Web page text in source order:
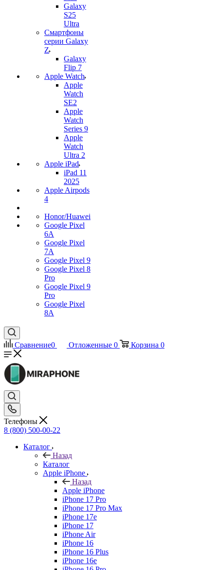
Galaxy
S25
Ultra
Смартфоны
серии Galaxy
Z
Galaxy
Flip 7
Apple Watch
Apple
Watch
SE2
Apple
Watch
Series 9
Apple
Watch
Ultra 2
Apple iPad
iPad 11
2025
Apple Airpods
4
Honor/Huawei
Google Pixel
6A
Google Pixel
7А
Google Pixel 9
Google Pixel 8
Pro
Google Pixel 9
Pro
Google Pixel
8A
Сравнение0 Отложенные 0 Корзина 0
Телефоны
8 (800) 500-00-22
Каталог
Назад
Каталог
Apple iPhone
Назад
Apple iPhone
iPhone 17 Pro
iPhone 17 Pro Max
iPhone 17e
iPhone 17
iPhone Air
iPhone 16
iPhone 16 Plus
iPhone 16e